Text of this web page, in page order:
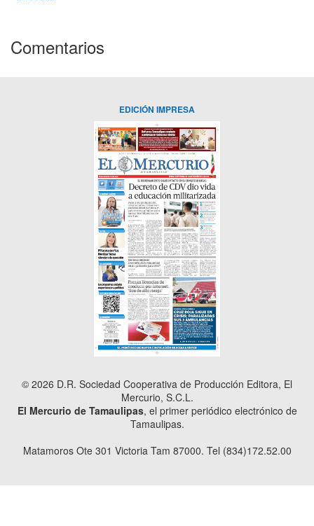
Comentarios
EDICIÓN IMPRESA
© 2026 D.R. Sociedad Cooperativa de Producción Editora, El
Mercurio, S.C.L.
El Mercurio de Tamaulipas, el primer periódico electrónico de
Tamaulipas.
Matamoros Ote 301 Victoria Tam 87000. Tel (834)172.52.00